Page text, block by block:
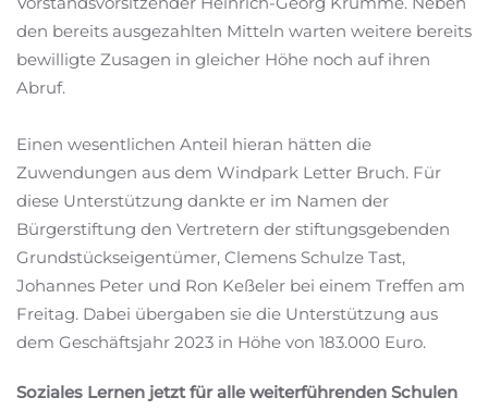
den bereits ausgezahlten Mitteln warten weitere bereits
bewilligte Zusagen in gleicher Höhe noch auf ihren
Abruf.
Einen wesentlichen Anteil hieran hätten die
Zuwendungen aus dem Windpark Letter Bruch. Für
diese Unterstützung dankte er im Namen der
Bürgerstiftung den Vertretern der stiftungsgebenden
Grundstückseigentümer, Clemens Schulze Tast,
Johannes Peter und Ron Keßeler bei einem Treffen am
Freitag. Dabei übergaben sie die Unterstützung aus
dem Geschäftsjahr 2023 in Höhe von 183.000 Euro.
Soziales Lernen jetzt für alle weiterführenden Schulen